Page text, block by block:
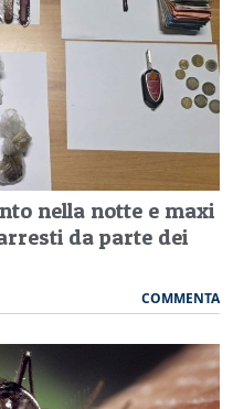
nella notte e maxi
da parte dei
COMMENTA